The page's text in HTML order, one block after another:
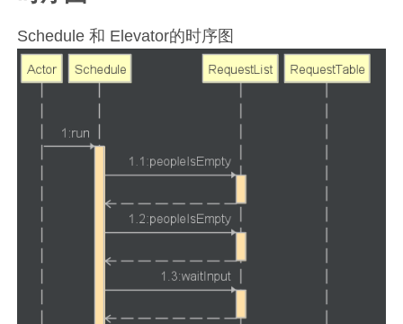
Schedule 和 Elevator的时序图